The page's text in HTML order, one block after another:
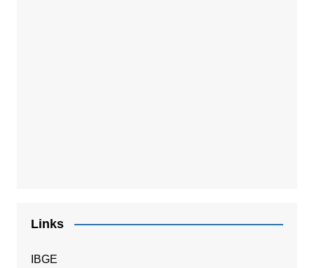
Links
IBGE